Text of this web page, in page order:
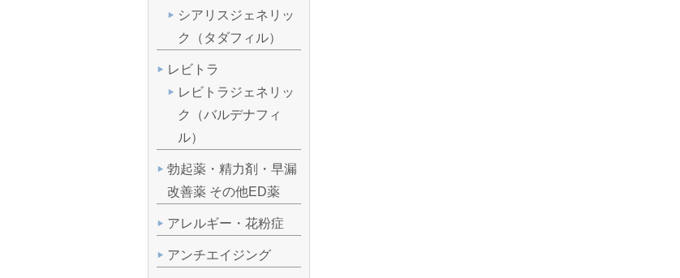
シアリスジェネリッ
ク（タダフィル）
レビトラ
レビトラジェネリッ
ク（バルデナフィ
ル）
勃起薬・精力剤・早漏
改善薬 その他ED薬
アレルギー・花粉症
アンチエイジング